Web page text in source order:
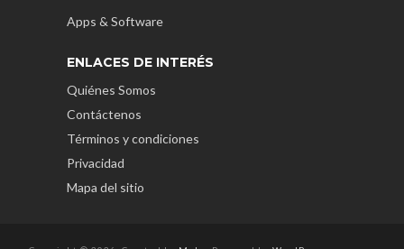
Apps & Software
ENLACES DE INTERÉS
Quiénes Somos
Contáctenos
Términos y condiciones
Privacidad
Mapa del sitio